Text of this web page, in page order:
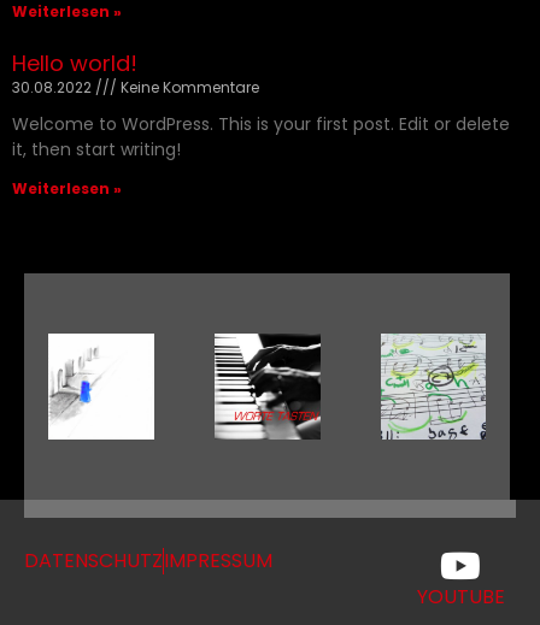
Weiterlesen »
Hello world!
30.08.2022 Keine Kommentare
Welcome to WordPress. This is your first post. Edit or delete
it, then start writing!
Weiterlesen »
DATENSCHUTZIMPRESSUM
YOUTUBE